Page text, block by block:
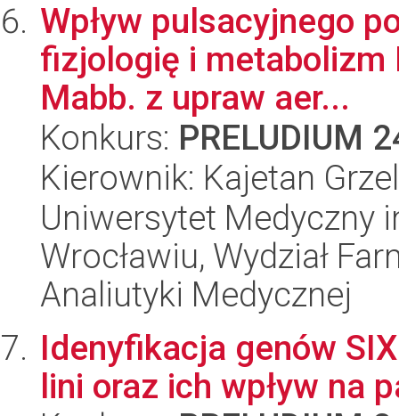
Wpływ pulsacyjnego
fizjologię i metabolizm
Mabb. z upraw aer...
Konkurs: PRELUDIUM
Kierownik: Kajetan
Uniwersytet Medyczny
Wrocławiu, Wydział
Analiutyki Medycznej
Idenyfikacja genów
lini oraz ich wpływ na